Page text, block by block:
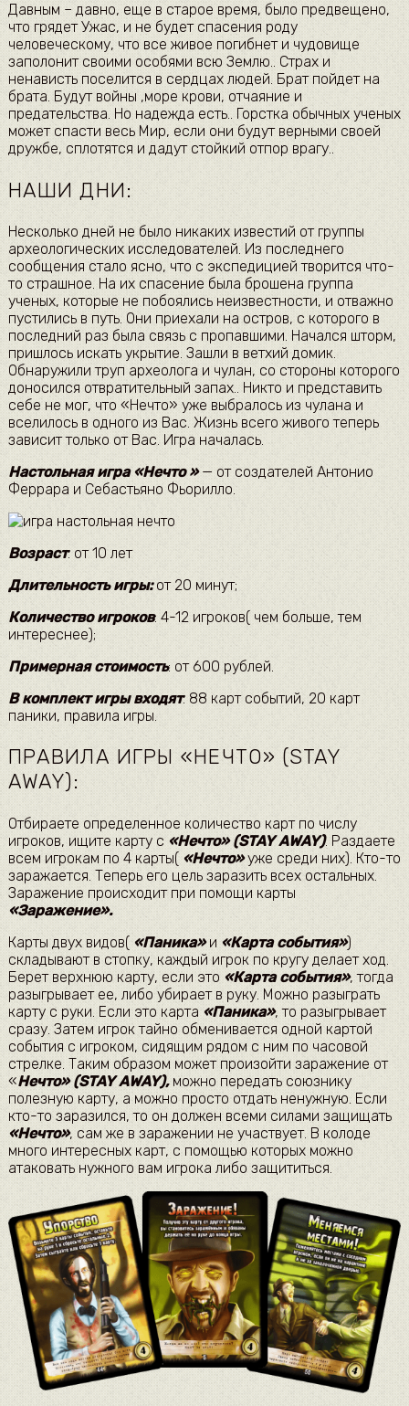
Давным – давно, еще в старое время, было предвещено,
что грядет Ужас, и не будет спасения роду
человеческому, что все живое погибнет и чудовище
заполонит своими особями всю Землю.. Страх и
ненависть поселится в сердцах людей. Брат пойдет на
брата. Будут войны ,море крови, отчаяние и
предательства. Но надежда есть.. Горстка обычных ученых
может спасти весь Мир, если они будут верными своей
дружбе, сплотятся и дадут стойкий отпор врагу..
НАШИ ДНИ:
Несколько дней не было никаких известий от группы
археологических исследователей. Из последнего
сообщения стало ясно, что с экспедицией творится что-
то страшное. На их спасение была брошена группа
ученых, которые не побоялись неизвестности, и отважно
пустились в путь. Они приехали на остров, с которого в
последний раз была связь с пропавшими. Начался шторм,
пришлось искать укрытие. Зашли в ветхий домик.
Обнаружили труп археолога и чулан, со стороны которого
доносился отвратительный запах.. Никто и представить
себе не мог, что «Нечто» уже выбралось из чулана и
вселилось в одного из Вас. Жизнь всего живого теперь
зависит только от Вас. Игра началась.
Настольная игра «Нечто »— от создателей Антонио
Феррара и Себастьяно Фьорилло.
Возраст: от 10 лет
Длительность игры:от 20 минут;
Количество игроков: 4-12 игроков( чем больше, тем
интереснее);
Примерная стоимость: от 600 рублей.
В комплект игры входят: 88 карт событий, 20 карт
паники, правила игры.
ПРАВИЛА ИГРЫ «НЕЧТО» (STAY
AWAY):
Отбираете определенное количество карт по числу
игроков, ищите карту с «Нечто» (STAY AWAY). Раздаете
всем игрокам по 4 карты( «Нечто»уже среди них). Кто-то
заражается. Теперь его цель заразить всех остальных.
Заражение происходит при помощи карты
«Заражение».
Карты двух видов(«Паника»и «Карта события»)
складывают в стопку, каждый игрок по кругу делает ход.
Берет верхнюю карту, если это «Карта события», тогда
разыгрывает ее, либо убирает в руку. Можно разыграть
карту с руки. Если это карта «Паника», то разыгрывает
сразу. Затем игрок тайно обменивается одной картой
события с игроком, сидящим рядом с ним по часовой
стрелке. Таким образом может произойти заражение от
«Нечто» (STAY AWAY),можно передать союзнику
полезную карту, а можно просто отдать ненужную. Если
кто-то заразился, то он должен всеми силами защищать
«Нечто», сам же в заражении не участвует. В колоде
много интересных карт, с помощью которых можно
атаковать нужного вам игрока либо защититься.